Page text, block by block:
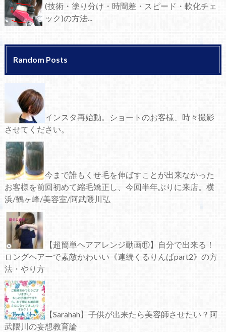
(技術・塗り分け・時間差・スピード・軟化チェ
ック)の方法...
Random Posts
インスタ再始動。ショートのお客様、時々撮影
させてください。
今まで誰もくせ毛を伸ばすことが出来なかった
お客様を前回初めて縮毛矯正し、今回半年ぶりに来店。横
浜/鶴ヶ峰/美容室/阿武隈川弘
【超簡単ヘアアレンジ動画⑪】自分で出来る！
ロングヘアーで素敵かわいい《連続くるりんぱpart2》の方
法・やり方
【Sarahah】子供が出来たら美容師させたい？阿
武隈川の妄想教育論